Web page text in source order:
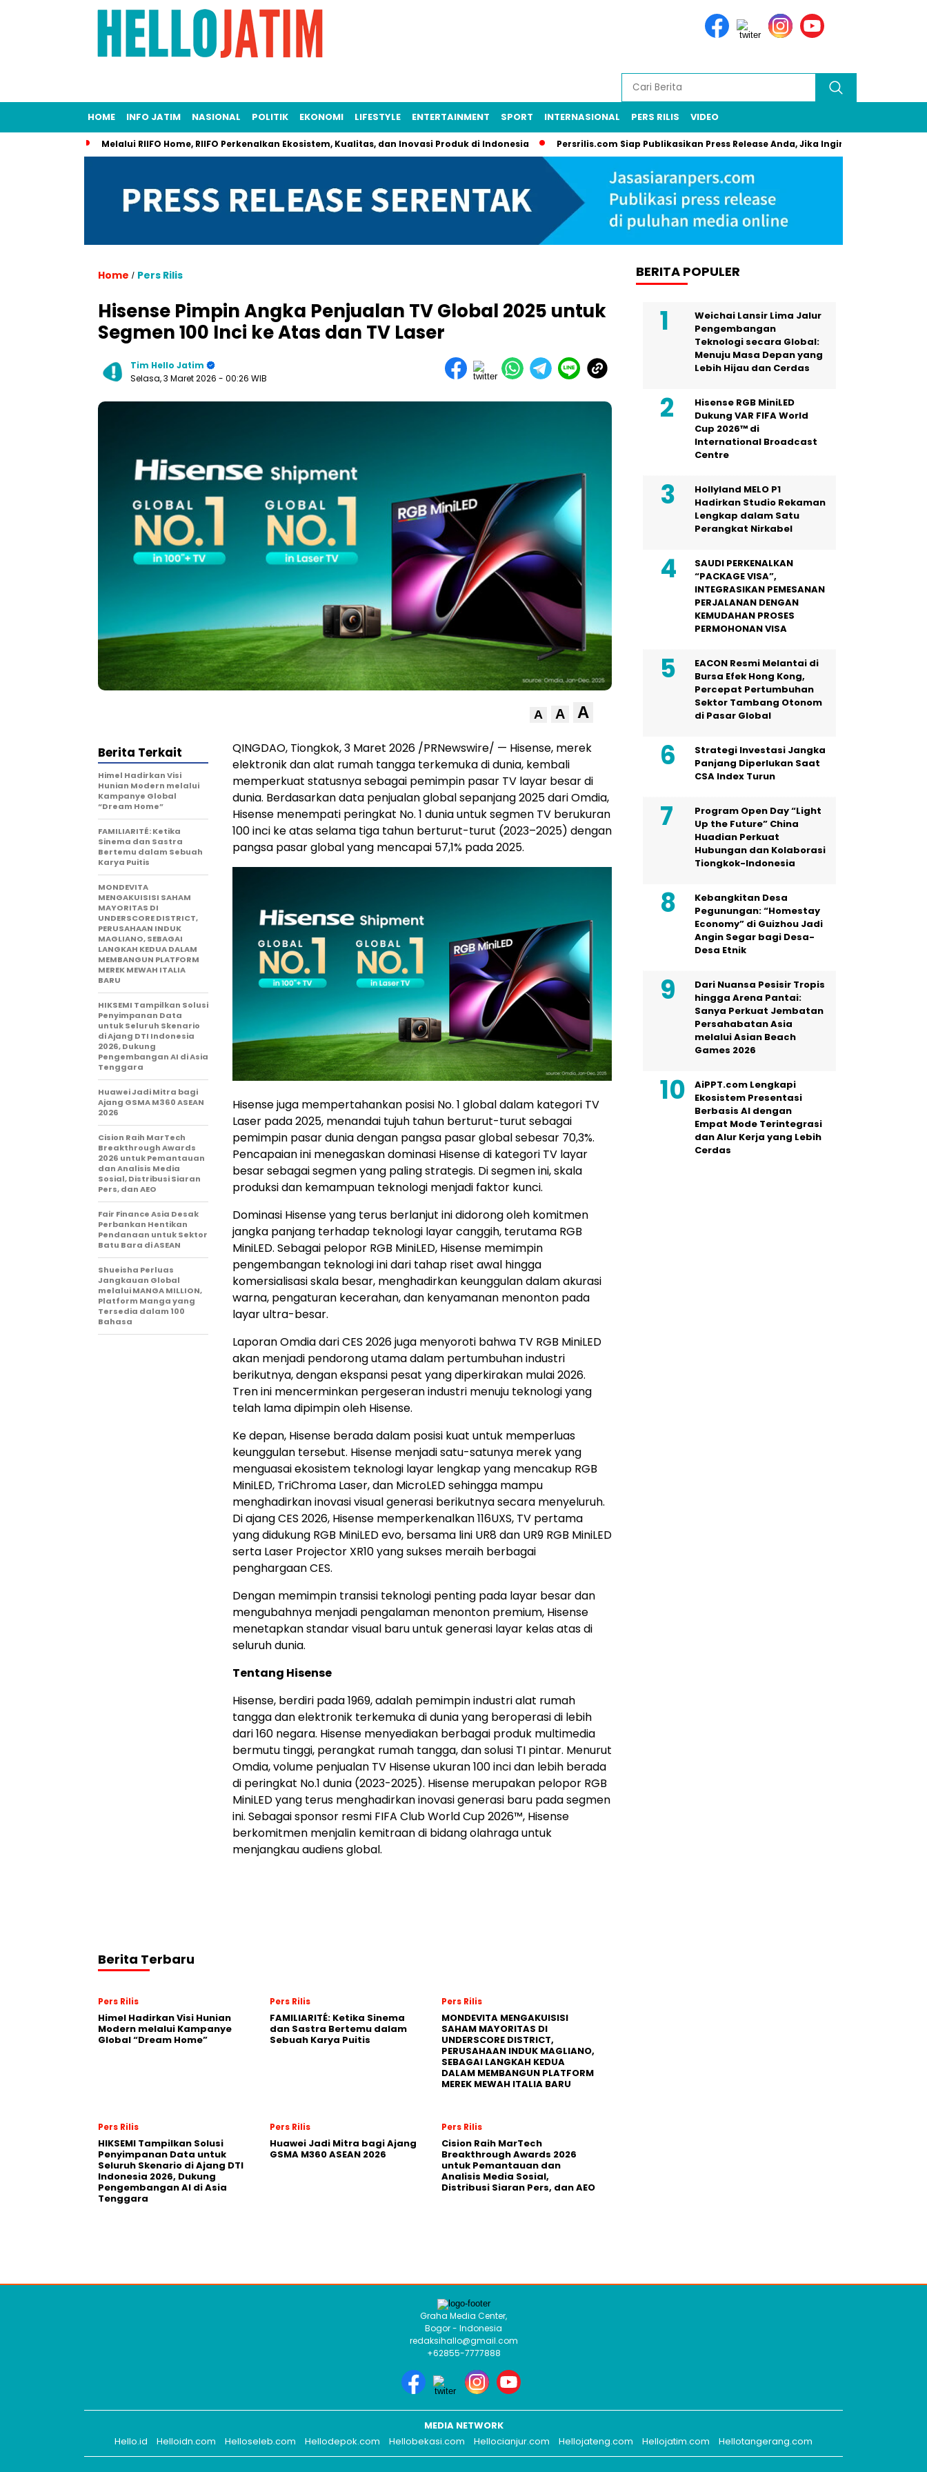
HOME INFO JATIM NASIONAL POLITIK EKONOMI LIFESTYLE ENTERTAINMENT SPORT INTERNASIONAL PERS RILIS VIDEO
Melalui RIIFO Home, RIIFO Perkenalkan Ekosistem, Kualitas, dan Inovasi Produk di Indonesia Persrilis.com Siap Publikasikan Press Release Anda, Jika Ingin Tampil di Media
Home / Pers Rilis
Hisense Pimpin Angka Penjualan TV Global 2025 untuk
Segmen 100 Inci ke Atas dan TV Laser
Tim Hello Jatim
Selasa, 3 Maret 2026 - 00:26 WIB
A A A
QINGDAO, Tiongkok, 3 Maret 2026 /PRNewswire/ — Hisense, merek
elektronik dan alat rumah tangga terkemuka di dunia, kembali
memperkuat statusnya sebagai pemimpin pasar TV layar besar di
dunia. Berdasarkan data penjualan global sepanjang 2025 dari Omdia,
Hisense menempati peringkat No. 1 dunia untuk segmen TV berukuran
100 inci ke atas selama tiga tahun berturut-turut (2023–2025) dengan
pangsa pasar global yang mencapai 57,1% pada 2025.
Hisense juga mempertahankan posisi No. 1 global dalam kategori TV
Laser pada 2025, menandai tujuh tahun berturut-turut sebagai
pemimpin pasar dunia dengan pangsa pasar global sebesar 70,3%.
Pencapaian ini menegaskan dominasi Hisense di kategori TV layar
besar sebagai segmen yang paling strategis. Di segmen ini, skala
produksi dan kemampuan teknologi menjadi faktor kunci.
Dominasi Hisense yang terus berlanjut ini didorong oleh komitmen
jangka panjang terhadap teknologi layar canggih, terutama RGB
MiniLED. Sebagai pelopor RGB MiniLED, Hisense memimpin
pengembangan teknologi ini dari tahap riset awal hingga
komersialisasi skala besar, menghadirkan keunggulan dalam akurasi
warna, pengaturan kecerahan, dan kenyamanan menonton pada
layar ultra-besar.
Laporan Omdia dari CES 2026 juga menyoroti bahwa TV RGB MiniLED
akan menjadi pendorong utama dalam pertumbuhan industri
berikutnya, dengan ekspansi pesat yang diperkirakan mulai 2026.
Tren ini mencerminkan pergeseran industri menuju teknologi yang
telah lama dipimpin oleh Hisense.
Ke depan, Hisense berada dalam posisi kuat untuk memperluas
keunggulan tersebut. Hisense menjadi satu-satunya merek yang
menguasai ekosistem teknologi layar lengkap yang mencakup RGB
MiniLED, TriChroma Laser, dan MicroLED sehingga mampu
menghadirkan inovasi visual generasi berikutnya secara menyeluruh.
Di ajang CES 2026, Hisense memperkenalkan 116UXS, TV pertama
yang didukung RGB MiniLED evo, bersama lini UR8 dan UR9 RGB MiniLED
serta Laser Projector XR10 yang sukses meraih berbagai
penghargaan CES.
Dengan memimpin transisi teknologi penting pada layar besar dan
mengubahnya menjadi pengalaman menonton premium, Hisense
menetapkan standar visual baru untuk generasi layar kelas atas di
seluruh dunia.
Tentang Hisense
Hisense, berdiri pada 1969, adalah pemimpin industri alat rumah
tangga dan elektronik terkemuka di dunia yang beroperasi di lebih
dari 160 negara. Hisense menyediakan berbagai produk multimedia
bermutu tinggi, perangkat rumah tangga, dan solusi TI pintar. Menurut
Omdia, volume penjualan TV Hisense ukuran 100 inci dan lebih berada
di peringkat No.1 dunia (2023-2025). Hisense merupakan pelopor RGB
MiniLED yang terus menghadirkan inovasi generasi baru pada segmen
ini. Sebagai sponsor resmi FIFA Club World Cup 2026™, Hisense
berkomitmen menjalin kemitraan di bidang olahraga untuk
menjangkau audiens global.
Berita Terkait
Himel Hadirkan Visi
Hunian Modern melalui
Kampanye Global
“Dream Home”
FAMILIARITÉ: Ketika
Sinema dan Sastra
Bertemu dalam Sebuah
Karya Puitis
MONDEVITA
MENGAKUISISI SAHAM
MAYORITAS DI
UNDERSCORE DISTRICT,
PERUSAHAAN INDUK
MAGLIANO, SEBAGAI
LANGKAH KEDUA DALAM
MEMBANGUN PLATFORM
MEREK MEWAH ITALIA
BARU
HIKSEMI Tampilkan Solusi
Penyimpanan Data
untuk Seluruh Skenario
di Ajang DTI Indonesia
2026, Dukung
Pengembangan AI di Asia
Tenggara
Huawei Jadi Mitra bagi
Ajang GSMA M360 ASEAN
2026
Cision Raih MarTech
Breakthrough Awards
2026 untuk Pemantauan
dan Analisis Media
Sosial, Distribusi Siaran
Pers, dan AEO
Fair Finance Asia Desak
Perbankan Hentikan
Pendanaan untuk Sektor
Batu Bara di ASEAN
Shueisha Perluas
Jangkauan Global
melalui MANGA MILLION,
Platform Manga yang
Tersedia dalam 100
Bahasa
Berita Terbaru
Pers Rilis
Himel Hadirkan Visi Hunian
Modern melalui Kampanye
Global “Dream Home”
Pers Rilis
FAMILIARITÉ: Ketika Sinema
dan Sastra Bertemu dalam
Sebuah Karya Puitis
Pers Rilis
MONDEVITA MENGAKUISISI
SAHAM MAYORITAS DI
UNDERSCORE DISTRICT,
PERUSAHAAN INDUK MAGLIANO,
SEBAGAI LANGKAH KEDUA
DALAM MEMBANGUN PLATFORM
MEREK MEWAH ITALIA BARU
Pers Rilis
HIKSEMI Tampilkan Solusi
Penyimpanan Data untuk
Seluruh Skenario di Ajang DTI
Indonesia 2026, Dukung
Pengembangan AI di Asia
Tenggara
Pers Rilis
Huawei Jadi Mitra bagi Ajang
GSMA M360 ASEAN 2026
Pers Rilis
Cision Raih MarTech
Breakthrough Awards 2026
untuk Pemantauan dan
Analisis Media Sosial,
Distribusi Siaran Pers, dan AEO
BERITA POPULER
Weichai Lansir Lima Jalur
Pengembangan
Teknologi secara Global:
Menuju Masa Depan yang
Lebih Hijau dan Cerdas
Hisense RGB MiniLED
Dukung VAR FIFA World
Cup 2026™ di
International Broadcast
Centre
Hollyland MELO P1
Hadirkan Studio Rekaman
Lengkap dalam Satu
Perangkat Nirkabel
SAUDI PERKENALKAN
“PACKAGE VISA”,
INTEGRASIKAN PEMESANAN
PERJALANAN DENGAN
KEMUDAHAN PROSES
PERMOHONAN VISA
EACON Resmi Melantai di
Bursa Efek Hong Kong,
Percepat Pertumbuhan
Sektor Tambang Otonom
di Pasar Global
Strategi Investasi Jangka
Panjang Diperlukan Saat
CSA Index Turun
Program Open Day “Light
Up the Future” China
Huadian Perkuat
Hubungan dan Kolaborasi
Tiongkok-Indonesia
Kebangkitan Desa
Pegunungan: “Homestay
Economy” di Guizhou Jadi
Angin Segar bagi Desa-
Desa Etnik
Dari Nuansa Pesisir Tropis
hingga Arena Pantai:
Sanya Perkuat Jembatan
Persahabatan Asia
melalui Asian Beach
Games 2026
AiPPT.com Lengkapi
Ekosistem Presentasi
Berbasis AI dengan
Empat Mode Terintegrasi
dan Alur Kerja yang Lebih
Cerdas
Graha Media Center,
Bogor - Indonesia
redaksihallo@gmail.com
+62855-7777888
MEDIA NETWORK
Hello.id
Helloidn.com Helloseleb.com Hellodepok.com Hellobekasi.com Hellocianjur.com Hellojateng.com Hellojatim.com Hellotangerang.com